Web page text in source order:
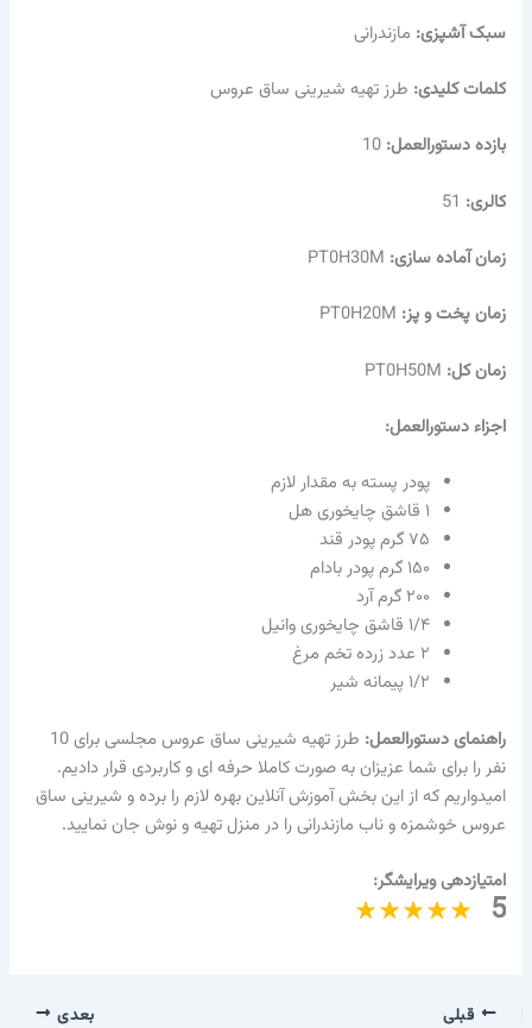
سبک آشپزی: مازندرانی
کلمات کلیدی: طرز تهیه شیرینی ساق عروس
بازده دستورالعمل:10
کالری: 51
زمان آماده سازی: PT0H30M
زمان پخت و پز: PT0H20M
زمان کل: PT0H50M
اجزاء دستورالعمل:
پودر پسته به مقدار لازم
۱ قاشق چایخوری هل
۷۵ گرم پودر قند
۱۵۰ گرم پودر بادام
۲۰۰ گرم آرد
۱/۴ قاشق چایخوری وانیل
۲ عدد زرده تخم مرغ
۱/۲ پیمانه شیر
راهنمای دستورالعمل:
طرز تهیه شیرینی ساق عروس مجلسی برای 10
نفر را برای شما عزیزان به صورت کاملا حرفه ای و کاربردی قرار دادیم.
امیدواریم که از این بخش آموزش آنلاین بهره لازم را برده و شیرینی ساق
عروس خوشمزه و ناب مازندرانی را در منزل تهیه و نوش جان نمایید.
امتیازدهی ویرایشگر:
5
قبلی بعدی